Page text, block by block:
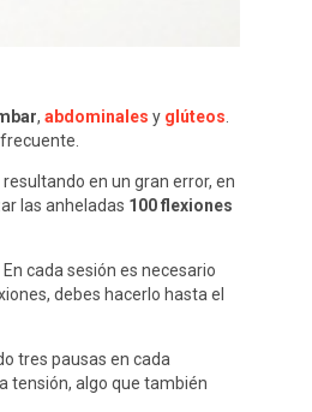
, abdominales y glúteos.
en un gran error, en
las anheladas 100 flexiones
cada sesión es necesario
debes hacerlo hasta el
tres pausas en cada
tensión, algo que también